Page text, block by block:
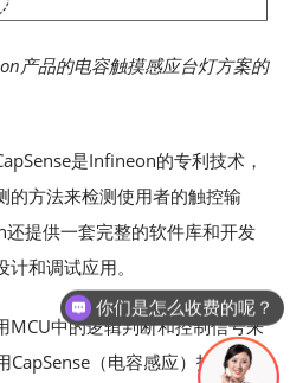
产品的电容触摸感应台灯方案的
是Infineon的专利技术，
的方法来检测使用者的触控输
提供一套完整的软件库和开发
和调试应用。
MCU中的逻辑判断和控制信号来
CapSense（电容感应）技术来检
你们是怎么收费的呢？